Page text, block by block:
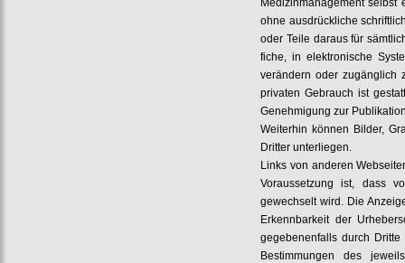
ohne ausdrückliche
oder Teile daraus für
fiche, in elektronische
verändern oder zugänglich
privaten Gebrauch ist
Genehmigung zur
Weiterhin können Bilder,
Dritter unterliegen.
Links von anderen
Voraussetzung ist, dass
gewechselt wird. Die
Erkennbarkeit der
gegebenenfalls durch
Bestimmungen des